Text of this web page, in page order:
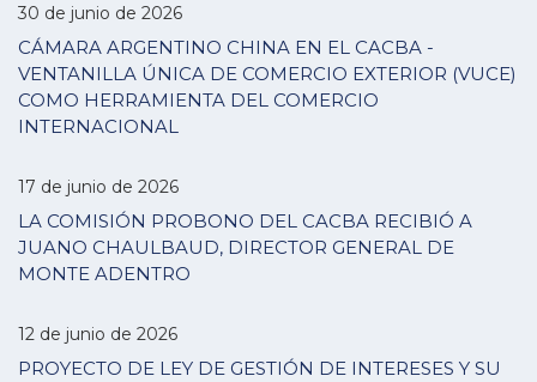
30 de junio de 2026
CÁMARA ARGENTINO CHINA EN EL CACBA -
VENTANILLA ÚNICA DE COMERCIO EXTERIOR (VUCE)
COMO HERRAMIENTA DEL COMERCIO
INTERNACIONAL
17 de junio de 2026
LA COMISIÓN PROBONO DEL CACBA RECIBIÓ A
JUANO CHAULBAUD, DIRECTOR GENERAL DE
MONTE ADENTRO
12 de junio de 2026
PROYECTO DE LEY DE GESTIÓN DE INTERESES Y SU